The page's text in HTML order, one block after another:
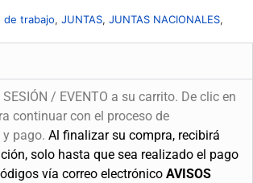
de trabajo, JUNTAS, JUNTAS NACIONALES,
/ EVENTO a su carrito. De clic en
continuar con el proceso de
pago. Al finalizar su compra, recibirá
solo hasta que sea realizado el pago
vía correo electrónico AVISOS